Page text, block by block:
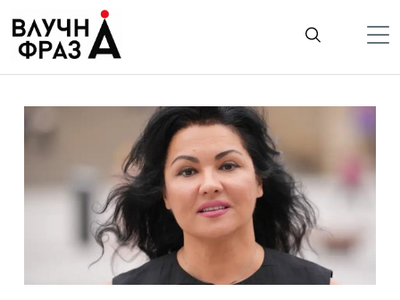
содержимому
Гроші
Життя
Лайфстайл
ТехноНаука
Людина